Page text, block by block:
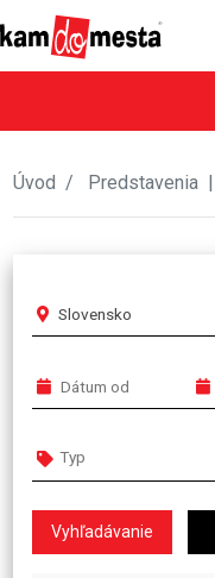
Úvod Predstavenia |
Slovensko